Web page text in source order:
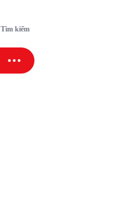
Tìm kiếm
SAO SPORT